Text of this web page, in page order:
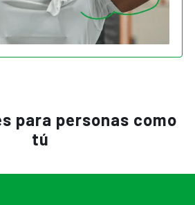
para personas como
tú